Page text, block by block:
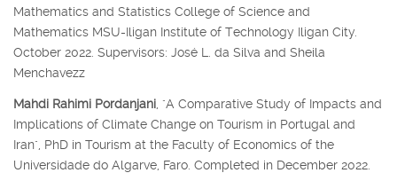
Mathematics and Statistics College of Science and
Mathematics MSU-Iligan Institute of Technology Iligan City.
October 2022. Supervisors: José L. da Silva and Sheila
Menchavezz
Mahdi Rahimi Pordanjani , "A Comparative Study of Impacts and
Implications of Climate Change on Tourism in Portugal and
Iran", PhD in Tourism at the Faculty of Economics of the
Universidade do Algarve, Faro. Completed in December 2022.